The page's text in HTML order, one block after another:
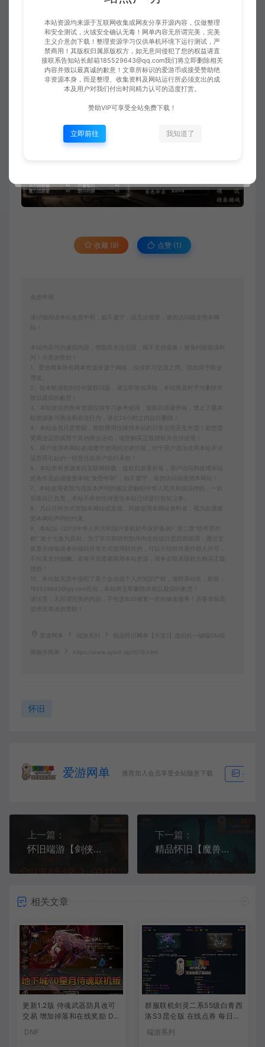
收藏 (9) 点赞 (1 )
免责申明
请仔细阅读本站免责申明，如不遵守，或无法接受，请勿访问或使用本网
本站内容均为虚拟内容，赞助后无法召回，顾不支持退换！避免纠纷耽误时
间！介意勿赞助！
1、爱游网单所有网单资源来源于网络，仅供学习交流之用。切勿用于商业
2、如本帖侵犯到任何版权问题，请立即告知本站，本站将及时予与删除并
致以最深的歉意！
3、本站提供的所有资源仅供学习参考使用，版权归原著所有，禁止下载本
站资源参与商业和非法行为，请在24小时之内自行删除！
4、本站会员只是赞助，赞助费用仅维持本站的日常运营开支所需！若您需
要商业运营或用于其他商业活动，请您购买正版授权并合法使用！
5、用户使用本网站必须遵守使用的法律法规，对于用户违法使用本站非法
6、本站所有资源来自互联网转载，版权归原著所有，用户访问和使用本站
的条件是必须接受本站“免责申明”，如不遵守，请勿访问或使用本网站！
7、本站使用者因为违反本声明的规定而触犯中华人民共和国法律的，一切
后果自己负责，本站不承担任何责任本站已经进行告知义务。
8、凡以任何方式登陆本网站或直接、间接使用本网站资料者，视为自愿接
受本网站声明的约束。
9、本站以《2013中华人民共和国计算机软件保护条例》第二章"软件菩作
权” 第十七条为原则：为了学习和研究软件内含的设计思想和原理，通过安
装显示传输或者存储软件等方式使用软件的，可以不经软件著作权人许可，
不向其支付报酬。若有学员需要商用本站资源，请务必联系版权方购买正版
10、本站如无意中侵犯了某个企业或个人的知识产权，请联系站长，邮箱：
185529643@qq.com告知，本站将立即删除并致以最深的歉意！
请注意：无所谓完美的内容，不包含BUG修复一类的修改服务！若要求较高
追求完美请勿赞助！
爱游网单 端游系列 精品怀旧网单【天堂1】虚拟机一键端GM权
https://www.aywd.vip/1076.html
怀旧
爱游网单 推荐加入会员享受全站随意下载 生成海
上一篇：
怀旧端游【剑侠情缘2】单机虚拟机一键端GM工具命令怀旧网游单机版完善任务汉化
下一篇：
精品怀旧【魔兽世界80级】335巫妖王之怒怀旧一键端假人陪玩GM后台
相关文章
更新1.2版 侍魂武器防具改可
交易 增加掉落和在线奖励 DN
丰富异次元技能装备词条 护
DNF
群服联机剑灵二系55级白青西
洛S3昆仑版 在线点券 每日礼
端游系列
本站资源均来源于互联网收集或网友分享开源内容，仅做整理
和安全测试，火绒安全确认无毒！网单内容无所谓完美，完美
主义介意勿下载！整理资源学习仅供单机环境下运行测试，严
禁商用！其版权归属原版权方，如无意间侵犯了您的权益请直
接联系告知站长邮箱185529643@qq.com我们将立即删除相关
内容并致以最真诚的歉意！文章所标识的爱游币或接受赞助绝
非资源本身，而是整理、收集资料及网站运行所必须支出的成
本及用户对我们付出时间精力认可的适度打赏。
赞助VIP可享受全站免费下载！
立即前往 我知道了